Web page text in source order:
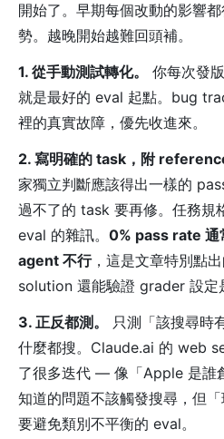
開始了。早期每個改動的影響
勢。越晚開始越難回頭補。
1. 從手動測試轉化。
你每次發
就是最好的 eval 起點。bug
裡的真實故障，優先收進來。
2. 寫明確的 task，附
家獨立判斷應該得出一樣的
過不了的 task 要再修。任務規
eval 的雜訊。 0% pass rate 通
agent 不行，這是文章特別點
solution 還能驗證 grader 設定
3. 正反都測。
只測「該搜尋時
什麼都搜。Claude.ai 的 web
了很多迭代 — 像「Apple 是誰
知道的問題不該觸發搜尋，但「
要避免類別不平衡的 eval。